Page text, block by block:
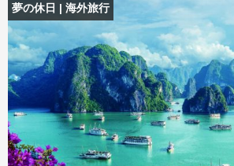
夢の休日 | 海外旅行